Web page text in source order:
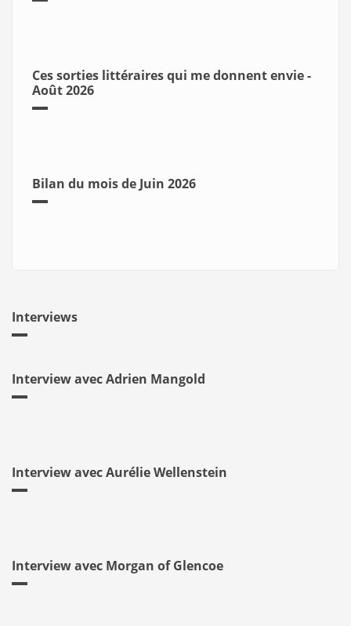
Ces sorties littéraires qui me donnent envie -
Août 2026
Bilan du mois de Juin 2026
Interviews
Interview avec Adrien Mangold
Interview avec Aurélie Wellenstein
Interview avec Morgan of Glencoe